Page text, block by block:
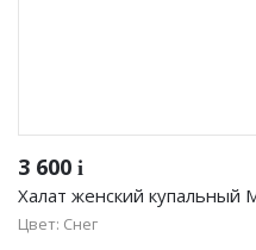
3 600 i
Халат женский купальный
Цвет: Снег